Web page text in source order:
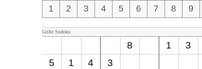
1 2 3 4 5 6 7 8 9
Grille Sudoku
8 1 3
5
1 4
3